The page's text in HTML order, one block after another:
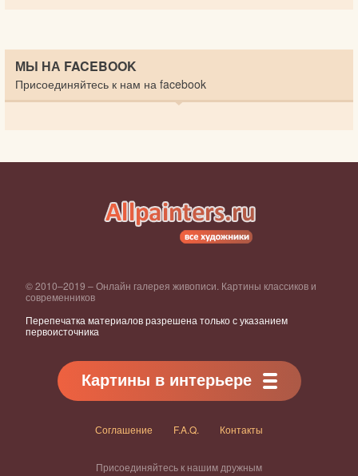
МЫ НА FACEBOOK
Присоединяйтесь к нам на facebook
© 2010–2019 – Онлайн галерея живописи. Картины классиков и
современников
Перепечатка материалов разрешена только с указанием
первоисточника
Картины в интерьере
Соглашение F.A.Q. Контакты
Присоединяйтесь к нашим дружным